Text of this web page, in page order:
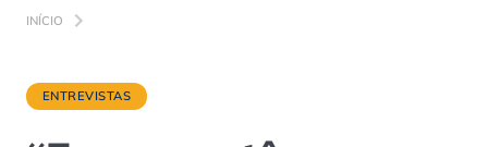
INÍCIO
ENTREVISTAS